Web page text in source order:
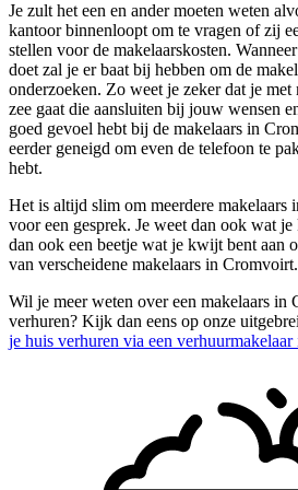
Je zult het een en ander moeten weten
kantoor binnenloopt om te vragen of zij
stellen voor de makelaarskosten.
doet zal je er baat bij hebben om de
onderzoeken. Zo weet je zeker dat je
zee gaat die aansluiten bij jouw wensen
goed gevoel hebt bij de makelaars in
eerder geneigd om even de telefoon te
hebt.
Het is altijd slim om meerdere makelaars
voor een gesprek. Je weet dan ook wat
dan ook een beetje wat je kwijt bent aan
van verscheidene makelaars in Cromvoirt.
Wil je meer weten over een makelaars in
verhuren? Kijk dan eens op onze
je huis verhuren via een